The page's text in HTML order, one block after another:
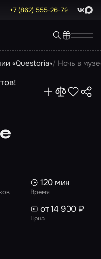
+7 (862) 555-26-79 Max
«Questoria» Ночь в
Время
120 мин
Цена
от 14 900 ₽